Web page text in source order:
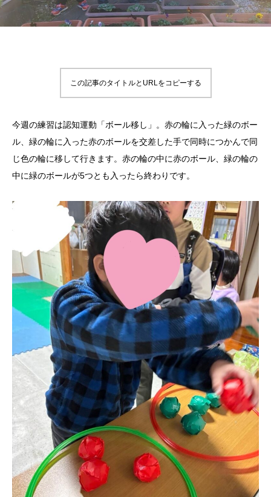
この記事のタイトルとURLをコピーする
今週の練習は認知運動「ボール移し」。赤の輪に入った緑のボー
ル、緑の輪に入った赤のボールを交差した手で同時につかんで同
じ色の輪に移して行きます。赤の輪の中に赤のボール、緑の輪の
中に緑のボールが5つとも入ったら終わりです。